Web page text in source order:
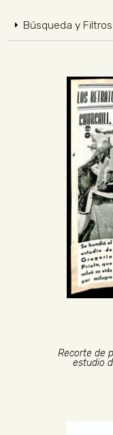
NOTICIAS
Búsqueda y Filtros
Recorte de
estudio